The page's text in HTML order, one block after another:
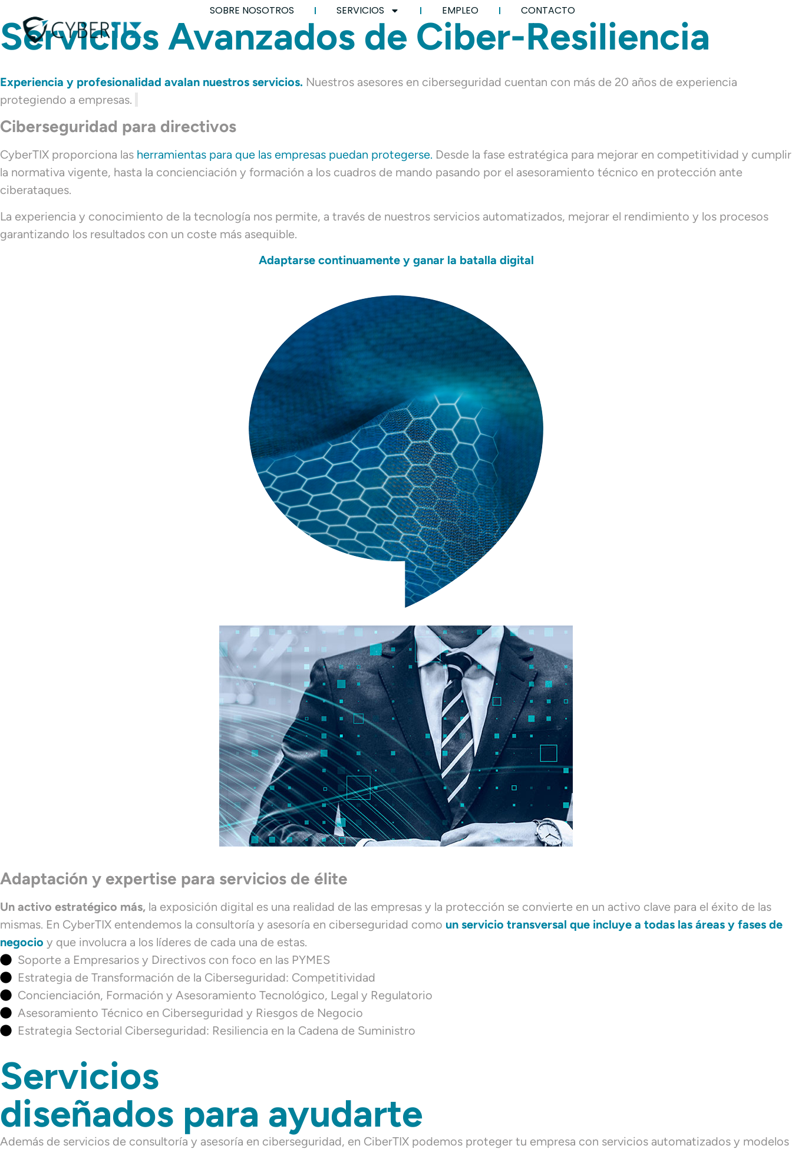
SOBRE NOSOTROS SERVICIOS EMPLEO CONTACTO
Servicios Avanzados de Ciber-Resiliencia
Experiencia y profesionalidad avalan nuestros servicios. Nuestros asesores en ciberseguridad cuentan con más de 20 años de experiencia
protegiendo a empresas.
Ciberseguridad para directivos
CyberTIX proporciona las herramientas para que las empresas puedan protegerse. Desde la fase estratégica para mejorar en competitividad y cumplir
la normativa vigente, hasta la concienciación y formación a los cuadros de mando pasando por el asesoramiento técnico en protección ante
ciberataques.
La experiencia y conocimiento de la tecnología nos permite, a través de nuestros servicios automatizados, mejorar el rendimiento y los procesos
garantizando los resultados con un coste más asequible.
Adaptarse continuamente y ganar la batalla digital
Adaptación y expertise para servicios de élite
Un activo estratégico más, la exposición digital es una realidad de las empresas y la protección se convierte en un activo clave para el éxito de las
mismas. En CyberTIX entendemos la consultoría y asesoría en ciberseguridad como un servicio transversal que incluye a todas las áreas y fases de
negocio y que involucra a los líderes de cada una de estas.
Soporte a Empresarios y Directivos con foco en las PYMES
Estrategia de Transformación de la Ciberseguridad: Competitividad
Concienciación, Formación y Asesoramiento Tecnológico, Legal y Regulatorio
Asesoramiento Técnico en Ciberseguridad y Riesgos de Negocio
Estrategia Sectorial Ciberseguridad: Resiliencia en la Cadena de Suministro
Servicios
diseñados para ayudarte
Además de servicios de consultoría y asesoría en ciberseguridad, en CiberTIX podemos proteger tu empresa con servicios automatizados y modelos